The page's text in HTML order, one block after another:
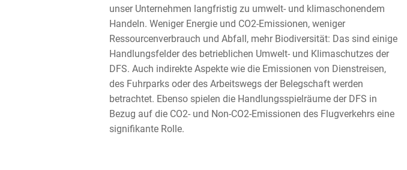
unser Unternehmen langfristig zu umwelt- und klimaschonendem
Handeln. Weniger Energie und CO2-Emissionen, weniger
Ressourcenverbrauch und Abfall, mehr Biodiversität: Das sind einige
Handlungsfelder des betrieblichen Umwelt- und Klimaschutzes der
DFS. Auch indirekte Aspekte wie die Emissionen von Dienstreisen,
des Fuhrparks oder des Arbeitswegs der Belegschaft werden
betrachtet. Ebenso spielen die Handlungsspielräume der DFS in
Bezug auf die CO2- und Non-CO2-Emissionen des Flugverkehrs eine
signifikante Rolle.